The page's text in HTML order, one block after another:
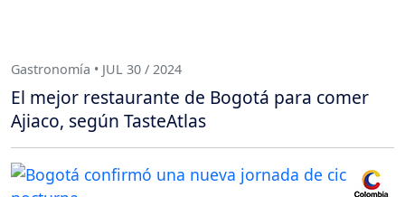
Gastronomía • JUL 30 / 2024
El mejor restaurante de Bogotá para comer
Ajiaco, según TasteAtlas